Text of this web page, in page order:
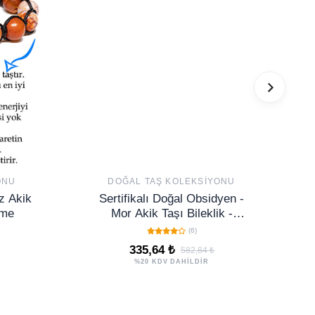
Akik
DOĞAL TAŞ KOLEKSIYONU
Sertifikalı Doğal Obsidyen -
Mor Akik Taşı Bileklik -
Ayarlamalı
(6)
335,64 ₺ 582,84 ₺
%20 KDV DAHİLDİR